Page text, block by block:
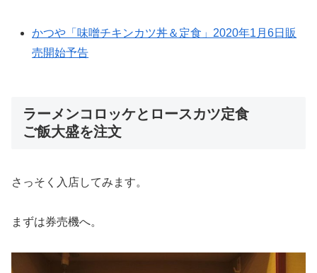
かつや「味噌チキンカツ丼＆定食」2020年1月6日販
売開始予告
ラーメンコロッケとロースカツ定食
ご飯大盛を注文
さっそく入店してみます。
まずは券売機へ。